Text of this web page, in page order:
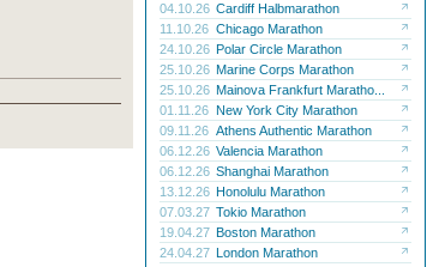
04.10.26 Cardiff Halbmarathon
11.10.26 Chicago Marathon
24.10.26 Polar Circle Marathon
25.10.26 Marine Corps Marathon
25.10.26 Mainova Frankfurt Maratho...
01.11.26 New York City Marathon
09.11.26 Athens Authentic Marathon
06.12.26 Valencia Marathon
06.12.26 Shanghai Marathon
13.12.26 Honolulu Marathon
07.03.27 Tokio Marathon
19.04.27 Boston Marathon
24.04.27 London Marathon